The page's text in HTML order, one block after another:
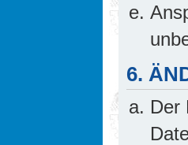
6.
Der